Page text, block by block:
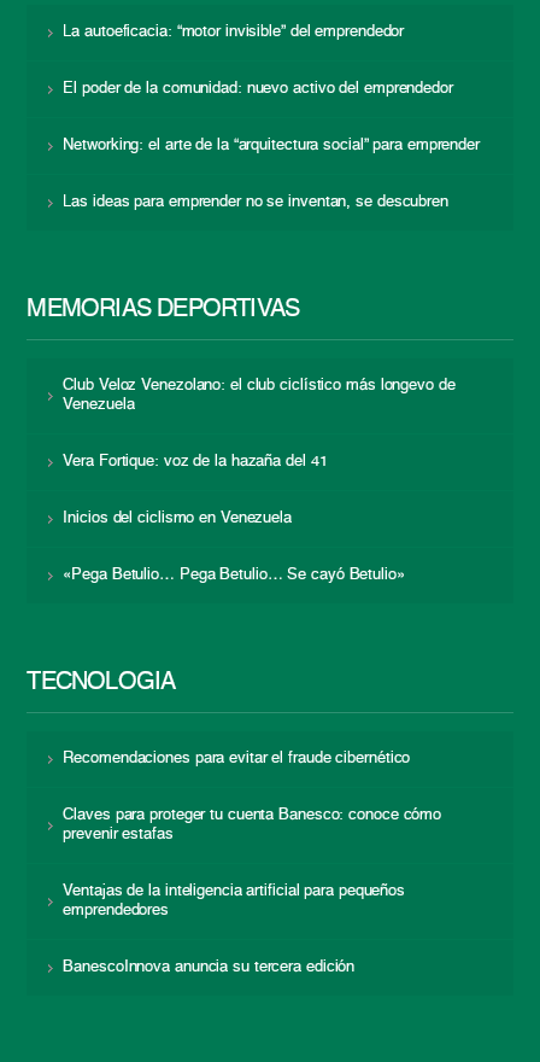
La autoeficacia: “motor invisible” del emprendedor
El poder de la comunidad: nuevo activo del emprendedor
Networking: el arte de la “arquitectura social” para emprender
Las ideas para emprender no se inventan, se descubren
MEMORIAS DEPORTIVAS
Club Veloz Venezolano: el club ciclístico más longevo de
Venezuela
Vera Fortique: voz de la hazaña del 41
Inicios del ciclismo en Venezuela
«Pega Betulio… Pega Betulio… Se cayó Betulio»
TECNOLOGÍA
Recomendaciones para evitar el fraude cibernético
Claves para proteger tu cuenta Banesco: conoce cómo
prevenir estafas
Ventajas de la inteligencia artificial para pequeños
emprendedores
BanescoInnova anuncia su tercera edición